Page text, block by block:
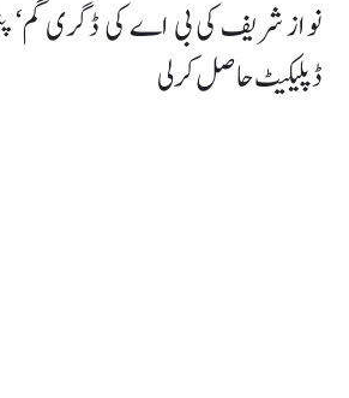
نواز شریف کی بی اے کی ڈگری گم‘
ڈپلیکیٹ حاصل کر لی